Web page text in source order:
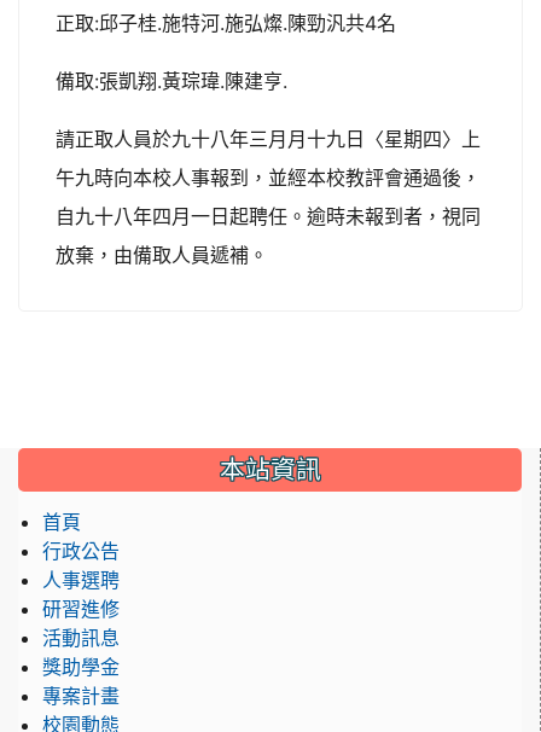
正取:邱子桂.施特河.施弘燦.陳勁汎共4名
備取:張凱翔.黃琮瑋.陳建亨.
請正取人員於九十八年三月月十九日〈星期四〉上
午九時向本校人事報到，並經本校教評會通過後，
自九十八年四月一日起聘任。逾時未報到者，視同
放棄，由備取人員遞補。
::: 本站資訊
首頁
行政公告
人事選聘
研習進修
活動訊息
獎助學金
專案計畫
校園動態